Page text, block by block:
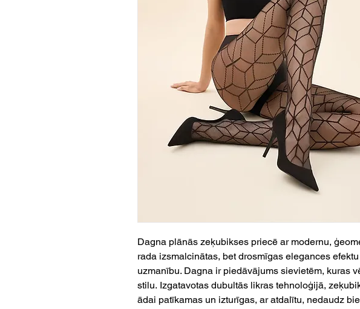
Dagna plānās zeķubikses priecē ar modernu,
rada izsmalcinātas, bet drosmīgas elegances
uzmanību. Dagna ir piedāvājums sievietēm, kuras
stilu. Izgatavotas dubultās likras tehnoloģijā,
ādai patīkamas un izturīgas, ar atdalītu, nedaudz